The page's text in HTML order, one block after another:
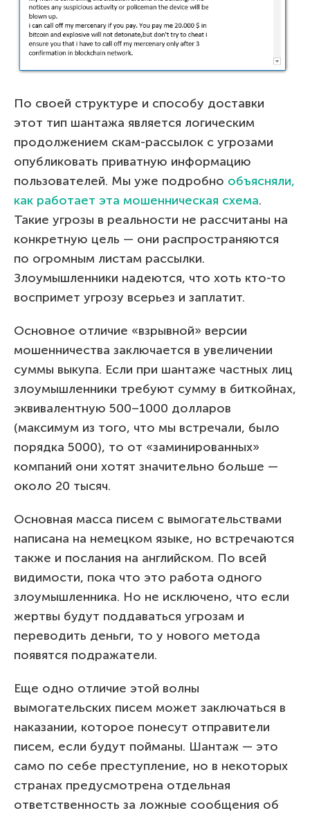
По своей структуре и способу доставки
этот тип шантажа является логическим
продолжением скам-рассылок с угрозами
опубликовать приватную информацию
пользователей. Мы уже подробно объясняли,
как работает эта мошенническая схема.
Такие угрозы в реальности не рассчитаны на
конкретную цель — они распространяются
по огромным листам рассылки.
Злоумышленники надеются, что хоть кто-то
воспримет угрозу всерьез и заплатит.
Основное отличие «взрывной» версии
мошенничества заключается в увеличении
суммы выкупа. Если при шантаже частных лиц
злоумышленники требуют сумму в биткойнах,
эквивалентную 500–1000 долларов
(максимум из того, что мы встречали, было
порядка 5000), то от «заминированных»
компаний они хотят значительно больше —
около 20 тысяч.
Основная масса писем с вымогательствами
написана на немецком языке, но встречаются
также и послания на английском. По всей
видимости, пока что это работа одного
злоумышленника. Но не исключено, что если
жертвы будут поддаваться угрозам и
переводить деньги, то у нового метода
появятся подражатели.
Еще одно отличие этой волны
вымогательских писем может заключаться в
наказании, которое понесут отправители
писем, если будут пойманы. Шантаж — это
само по себе преступление, но в некоторых
странах предусмотрена отдельная
ответственность за ложные сообщения об